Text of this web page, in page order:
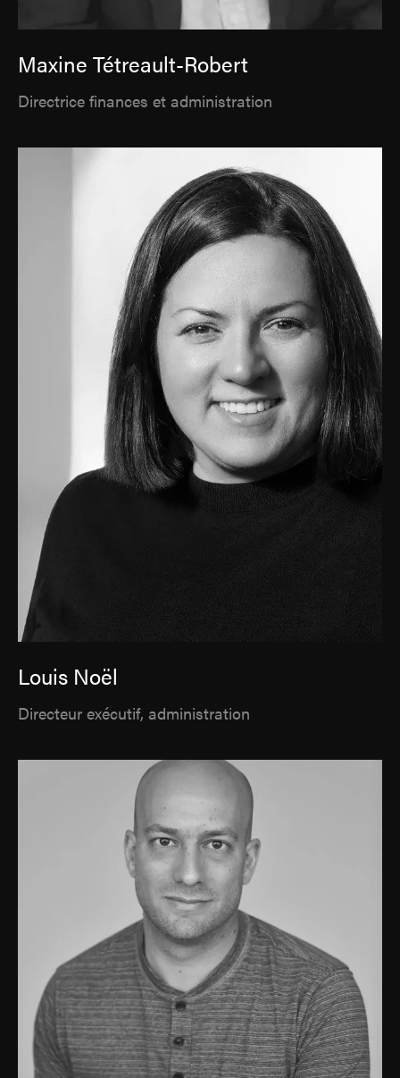
Maxine Tétreault-Robert
Directrice finances et administration
Louis Noël
Directeur exécutif, administration